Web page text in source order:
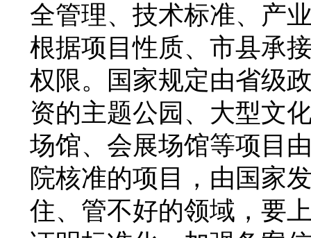
全管理、技术标准、产
根据项目性质、市县承
权限。国家规定由省级
资的主题公园、大型文
场馆、会展场馆等项目
院核准的项目，由国家
住、管不好的领域，要